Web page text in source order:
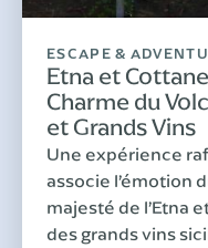
ESCAPE &
Etna et
Charme du
et Grands Vins
Une expérience
associe l’émotion
majesté de l’Etna
des grands vins